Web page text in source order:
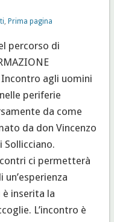
Prima pagina
percorso di
Incontro agli uomini
periferie
da come
da don Vincenzo
Sollicciano.
ci permetterà
inserita la
L’incontro è